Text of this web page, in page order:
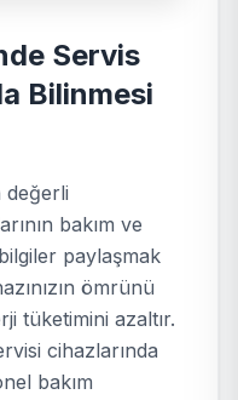
Servis
Bilinmesi
değerli
bakım ve
paylaşmak
ömrünü
tüketimini azaltır.
cihazlarında
bakım